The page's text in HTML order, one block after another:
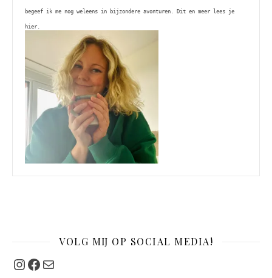
begeef ik me nog weleens in bijzondere avonturen. Dit en meer lees je
hier.
VOLG MIJ OP SOCIAL MEDIA!
Instagram
Facebook
Mail